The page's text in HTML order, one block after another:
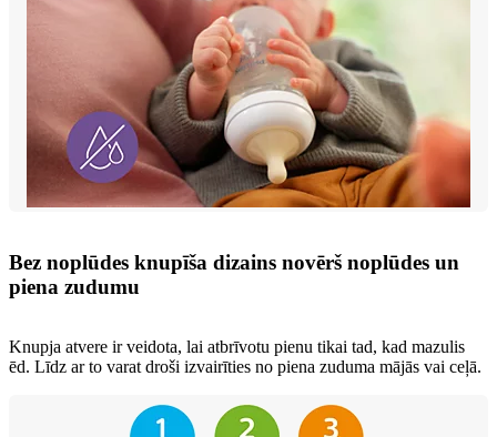
Bez noplūdes knupīša dizains novērš noplūdes un
piena zudumu
Knupja atvere ir veidota, lai atbrīvotu pienu tikai tad, kad mazulis
ēd. Līdz ar to varat droši izvairīties no piena zuduma mājās vai ceļā.